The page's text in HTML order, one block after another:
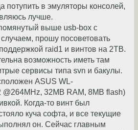
потупить в эмуляторы консолей,
лучше.
выше usb-box с
прошу посоветовать
raid1 и винтов на 2TB.
возможность иметь там
сервисы типа svn и бакулы.
ASUS WL-
32MB RAM, 8MB flash)
Когда-то винт был
куча софта, и все текущие
он. Сейчас главным